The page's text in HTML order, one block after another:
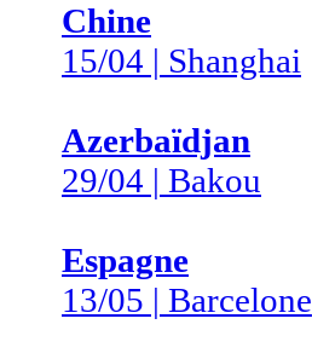
Chine
15/04 | Shanghai
Azerbaïdjan
29/04 | Bakou
Espagne
13/05 | Barcelone